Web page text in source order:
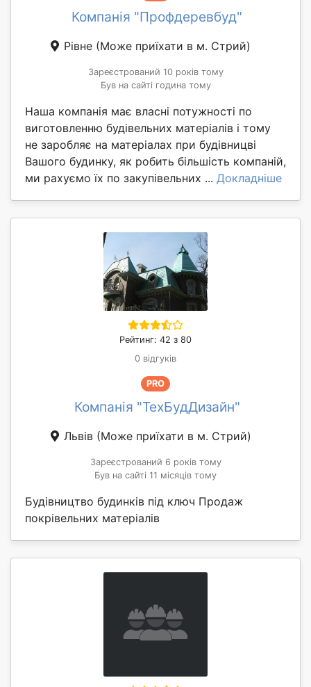
Компанія "Профдеревбуд"
Рівне (Може приїхати в м. Стрий)
Зареєстрований 10 років тому
Був на сайті година тому
Наша компанія має власні потужності по
виготовленню будівельних матеріалів і тому
не заробляє на матеріалах при будівницві
Вашого будинку, як робить більшість компаній,
ми рахуємо їх по закупівельних ... Докладніше
Рейтинг: 42 з 80
0 відгуків
PRO
Компанія "ТехБудДизайн"
Львів (Може приїхати в м. Стрий)
Зареєстрований 6 років тому
Був на сайті 11 місяців тому
Будівництво будинків під ключ Продаж
покрівельних матеріалів